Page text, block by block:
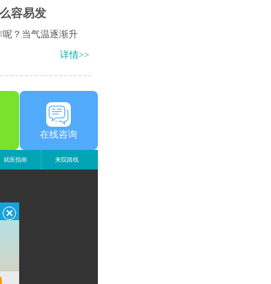
容易发
？当气温逐渐升
详情>>
在线咨询
就医指南 来院路线